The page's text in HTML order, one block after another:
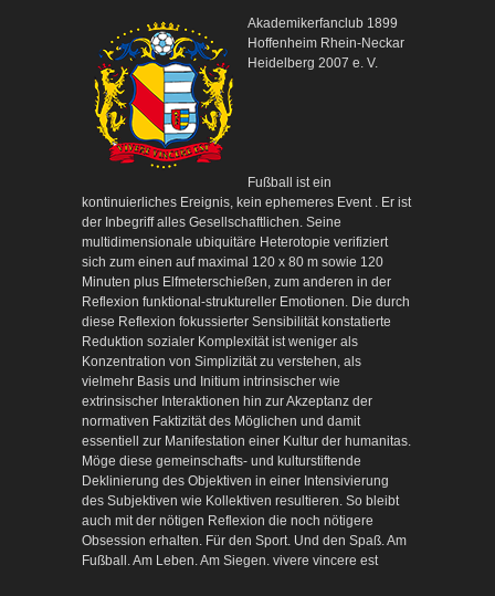
Akademikerfanclub 1899
Hoffenheim Rhein-Neckar
Heidelberg 2007 e. V.
Fußball ist ein
kontinuierliches Ereignis, kein ephemeres Event . Er ist
der Inbegriff alles Gesellschaftlichen. Seine
multidimensionale ubiquitäre Heterotopie verifiziert
sich zum einen auf maximal 120 x 80 m sowie 120
Minuten plus Elfmeterschießen, zum anderen in der
Reflexion funktional-struktureller Emotionen. Die durch
diese Reflexion fokussierter Sensibilität konstatierte
Reduktion sozialer Komplexität ist weniger als
Konzentration von Simplizität zu verstehen, als
vielmehr Basis und Initium intrinsischer wie
extrinsischer Interaktionen hin zur Akzeptanz der
normativen Faktizität des Möglichen und damit
essentiell zur Manifestation einer Kultur der humanitas.
Möge diese gemeinschafts- und kulturstiftende
Deklinierung des Objektiven in einer Intensivierung
des Subjektiven wie Kollektiven resultieren. So bleibt
auch mit der nötigen Reflexion die noch nötigere
Obsession erhalten. Für den Sport. Und den Spaß. Am
Fußball. Am Leben. Am Siegen. vivere vincere est